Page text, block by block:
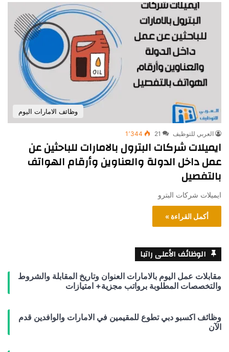
وظائف الامارات اليوم
العربي للتوظيف 21 1٬344
ايميلات شركات البترول بالامارات للباحثين عن
عمل داخل الدولة والعناوين وأرقام الهواتف
بالتفصيل
ايميلات شركات البترو
أكمل القراءة »
الوظائف الأعلى راتبا
مقابلات عمل اليوم بالامارات العنوان وتاريخ المقابلة والشروط
والتخصصات المطلوبة برواتب مجزية+ امتيازات
وظائف اكسبو دبي تطوع للمقيمين في الامارات والوافدين قدم
الآن